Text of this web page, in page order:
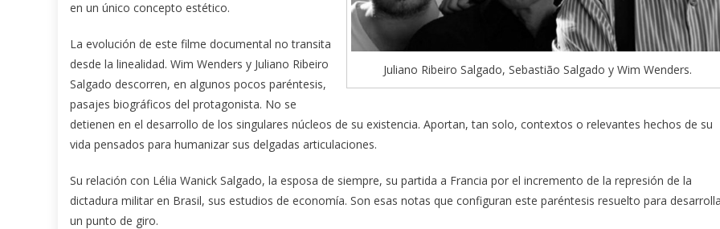
Juliano Ribeiro Salgado, Sebastião Salgado y Wim Wenders.
en un único concepto estético.
La evolución de este filme documental no transita
desde la linealidad. Wim Wenders y Juliano Ribeiro
Salgado descorren, en algunos pocos paréntesis,
pasajes biográficos del protagonista. No se
detienen en el desarrollo de los singulares núcleos de su existencia. Aportan, tan solo, contextos o relevantes hechos de su
vida pensados para humanizar sus delgadas articulaciones.
Su relación con Lélia Wanick Salgado, la esposa de siempre, su partida a Francia por el incremento de la represión de la
dictadura militar en Brasil, sus estudios de economía. Son esas notas que configuran este paréntesis resuelto para
un punto de giro.